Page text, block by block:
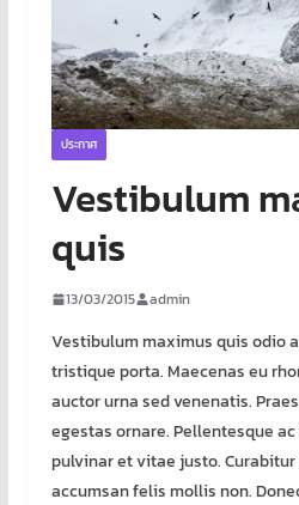
ประกาศ
Vestibulum
quis
13/03/2015 admin
Vestibulum maximus quis odio
tristique porta. Maecenas eu
auctor urna sed venenatis.
egestas ornare. Pellentesque
pulvinar et vitae justo.
accumsan felis mollis non.